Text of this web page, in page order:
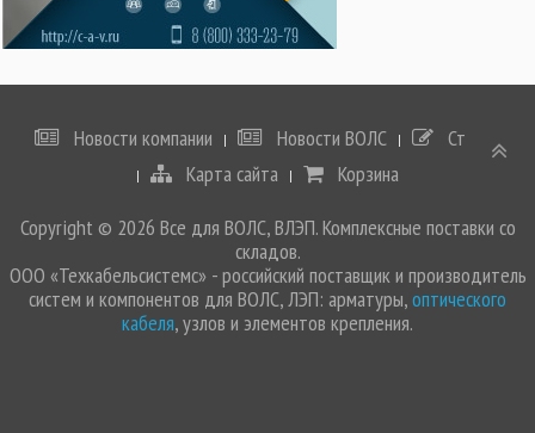
Новости компании Новости ВОЛС
Статьи
Карта сайта
Корзина
Copyright © 2026 Все для ВОЛС, ВЛЭП. Комплексные поставки со
складов.
ООО «Техкабельсистемс» - российский поставщик и производитель
систем и компонентов для ВОЛС, ЛЭП: арматуры,оптического
кабеля, узлов и элементов крепления.